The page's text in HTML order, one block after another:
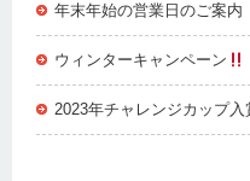
年末年始の営業日のご案内
ウィンターキャンペーン
2023年チャレンジカップ